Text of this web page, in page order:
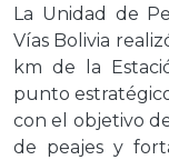
La Unidad de
Vías Bolivia
km de la
punto
con el objetivo
de peajes y